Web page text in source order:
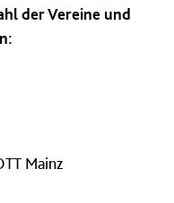
der Vereine und
Mainz